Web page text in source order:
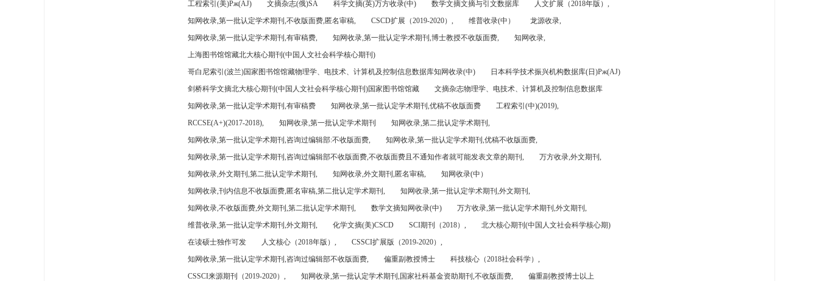
工程索引(美)Pж(AJ)
文摘杂志(俄)SA 科学文摘(英)万方收录(中) 数学文摘文摘与引文数据库
人文扩展（2018年版）,
知网收录,第一批认定学术期刊,不收版面费,匿名审稿,
CSCD扩展（2019-2020）, 维普收录(中）
龙源收录,
知网收录,第一批认定学术期刊,有审稿费,
知网收录,第一批认定学术期刊,博士教授不收版面费,
知网收录,
上海图书馆馆藏北大核心期刊(中国人文社会科学核心期刊)
哥白尼索引(波兰)国家图书馆馆藏物理学、电技术、计算机及控制信息数据库知网收录(中)
日本科学技术振兴机构数据库(日)Pж(AJ)
剑桥科学文摘北大核心期刊(中国人文社会科学核心期刊)国家图书馆馆藏
文摘杂志物理学、电技术、计算机及控制信息数据库
知网收录,第一批认定学术期刊,有审稿费
知网收录,第一批认定学术期刊,优稿不收版面费
工程索引(中)(2019),
RCCSE(A+)(2017-2018),
知网收录,第一批认定学术期刊
知网收录,第二批认定学术期刊,
知网收录,第一批认定学术期刊,咨询过编辑部:不收版面费,
知网收录,第一批认定学术期刊,优稿不收版面费,
知网收录,第一批认定学术期刊,咨询过编辑部不收版面费,不收版面费且不通知作者就可能发表文章的期刊,
万方收录,外文期刊,
知网收录,外文期刊,第二批认定学术期刊,
知网收录,外文期刊,匿名审稿,
知网收录(中）
知网收录,刊内信息不收版面费,匿名审稿,第二批认定学术期刊,
知网收录,第一批认定学术期刊,外文期刊,
知网收录,不收版面费,外文期刊,第二批认定学术期刊,
数学文摘知网收录(中)
万方收录,第一批认定学术期刊,外文期刊,
维普收录,第一批认定学术期刊,外文期刊,
化学文摘(美)CSCD SCI期刊（2018）,
北大核心期刊(中国人文社会科学核心期)
在读硕士独作可发
人文核心（2018年版）,
CSSCI扩展版（2019-2020）,
知网收录,第一批认定学术期刊,咨询过编辑部不收版面费,
偏重副教授博士
科技核心（2018社会科学）,
CSSCI来源期刊（2019-2020）,
知网收录,第一批认定学术期刊,国家社科基金资助期刊,不收版面费,
偏重副教授博士以上